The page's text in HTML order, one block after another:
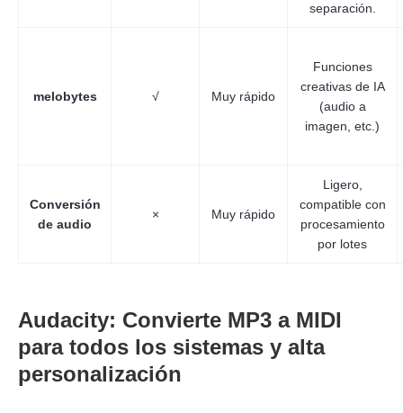
separación.
melobytes √ Muy rápido
Funciones
creativas de IA
(audio a
imagen, etc.)
Conversión
de audio
× Muy rápido
Ligero,
compatible con
procesamiento
por lotes
Audacity: Convierte MP3 a MIDI
para todos los sistemas y alta
personalización